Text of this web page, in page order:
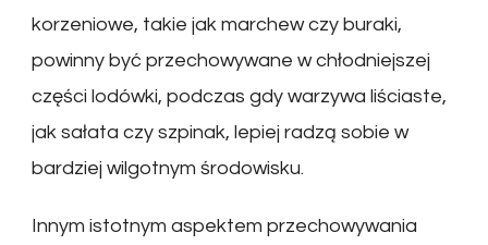
korzeniowe, takie jak marchew czy buraki,
powinny być przechowywane w chłodniejszej
części lodówki, podczas gdy warzywa liściaste,
jak sałata czy szpinak, lepiej radzą sobie w
bardziej wilgotnym środowisku.
Innym istotnym aspektem przechowywania